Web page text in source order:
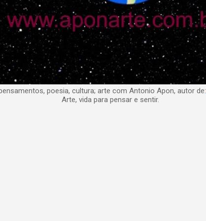
poesia, cultura; arte com Antonio Apon, autor de:
Arte, vida para pensar e sentir.